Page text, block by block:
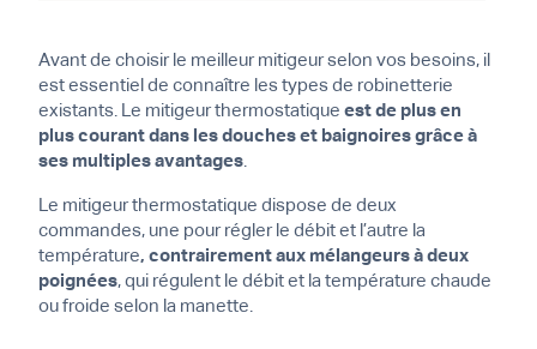
Avant de choisir le meilleur mitigeur selon vos besoins, il
est essentiel de connaître les types de robinetterie
existants. Le mitigeur thermostatique est de plus en
plus courant dans les douches et baignoires grâce à
ses multiples avantages
Le mitigeur thermostatique dispose de deux
commandes, une pour régler le débit et l’autre la
température, contrairement aux mélangeurs à deux
poignées, qui régulent le débit et la température chaude
ou froide selon la manette.